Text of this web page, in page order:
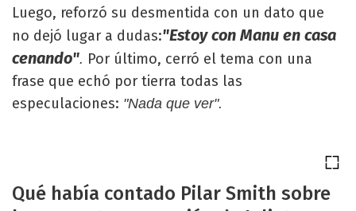
Luego, reforzó su desmentida con un dato que
no dejó lugar a dudas:"Estoy con Manu en casa
cenando". Por último, cerró el tema con una
frase que echó por tierra todas las
especulaciones: "Nada que ver".
Qué había contado Pilar Smith sobre